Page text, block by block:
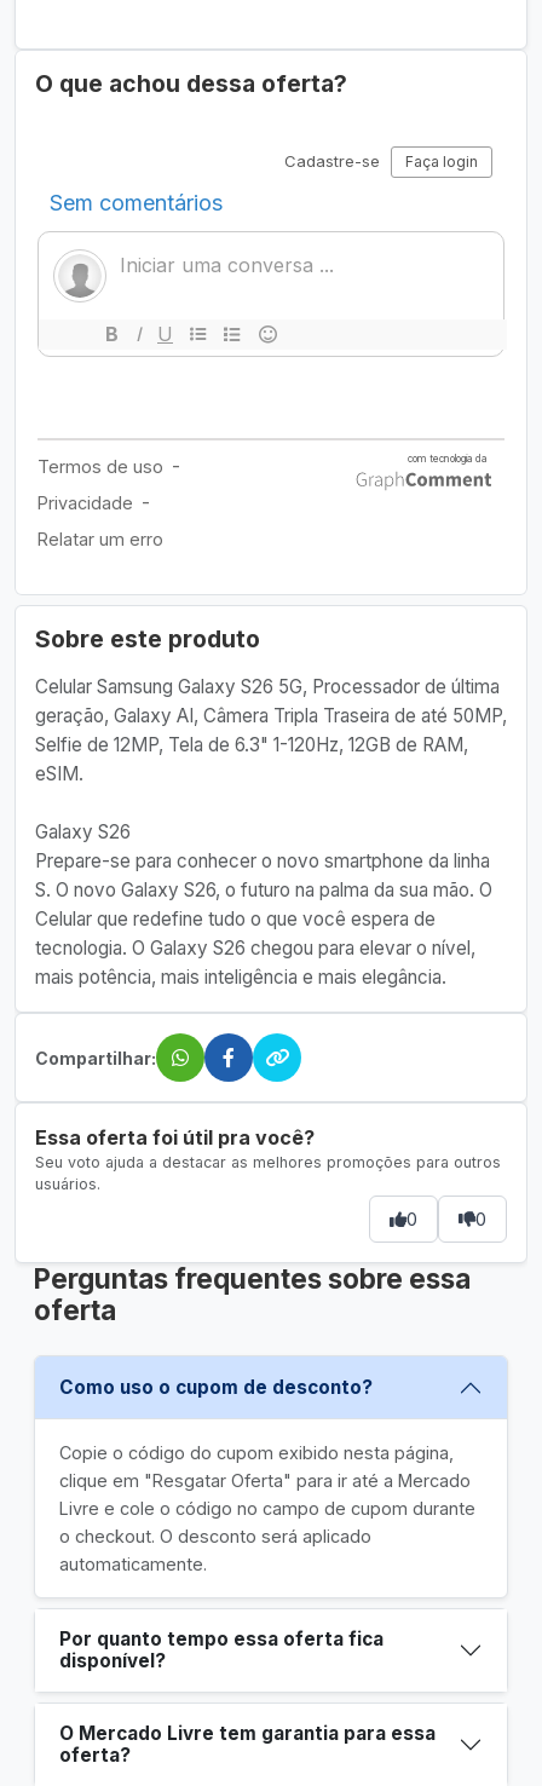
Sobre este produto
Celular Samsung Galaxy S26 5G, Processador de última
geração, Galaxy AI, Câmera Tripla Traseira de até 50MP,
Selfie de 12MP, Tela de 6.3" 1-120Hz, 12GB de RAM,
eSIM.
Galaxy S26
Prepare-se para conhecer o novo smartphone da linha
S. O novo Galaxy S26, o futuro na palma da sua mão. O
Celular que redefine tudo o que você espera de
tecnologia. O Galaxy S26 chegou para elevar o nível,
mais potência, mais inteligência e mais elegância.
Compartilhar:
Essa oferta foi útil pra você?
Seu voto ajuda a destacar as melhores promoções para outros
usuários.
0 0
Perguntas frequentes sobre essa
oferta
Como uso o cupom de desconto?
Copie o código do cupom exibido nesta página,
clique em "Resgatar Oferta" para ir até a Mercado
Livre e cole o código no campo de cupom durante
o checkout. O desconto será aplicado
automaticamente.
Por quanto tempo essa oferta fica
disponível?
O Mercado Livre tem garantia para essa
oferta?
O que achou dessa oferta?